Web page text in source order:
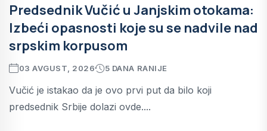
Predsednik Vučić u Janjskim otokama:
Izbeći opasnosti koje su se nadvile nad
srpskim korpusom
03 AVGUST, 2026 5 DANA RANIJE
Vučić je istakao da je ovo prvi put da bilo koji
predsednik Srbije dolazi ovde....